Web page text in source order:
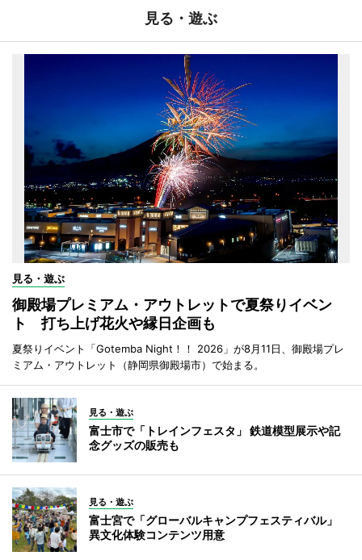
見る・遊ぶ
見る・遊ぶ
御殿場プレミアム・アウトレットで夏祭りイベン
ト 打ち上げ花火や縁日企画も
夏祭りイベント「Gotemba Night！！ 2026」が8月11日、御殿場プレ
ミアム・アウトレット（静岡県御殿場市）で始まる。
見る・遊ぶ
富士市で「トレインフェスタ」 鉄道模型展示や記
念グッズの販売も
見る・遊ぶ
富士宮で「グローバルキャンプフェスティバル」
異文化体験コンテンツ用意